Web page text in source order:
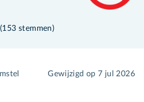
153 stemmen)
Gewijzigd op 7 jul 2026